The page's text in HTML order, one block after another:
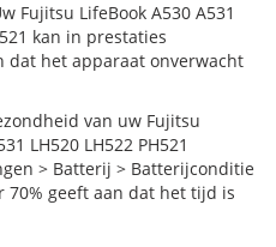
Fujitsu LifeBook A530 A531
kan in prestaties
dat het apparaat onverwacht
van uw Fujitsu
LH520 LH522 PH521
> Batterij > Batterijconditie
70% geeft aan dat het tijd is